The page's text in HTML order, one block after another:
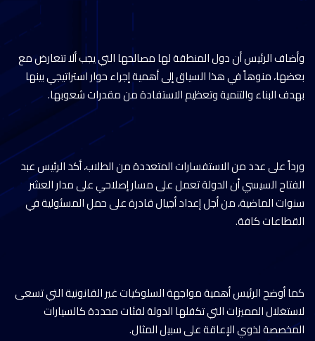
وأضاف الرئيس أن دول المنطقة لها مصالحها التي يجب ألا تتعارض مع
بعضها، منوهاً في هذا السياق إلى أهمية إجراء حوار استراتيجي بينها
بهدف البناء والتنمية وتعظيم الاستفادة من مقدرات شعوبها.
ورداً على عدد من الاستفسارات المتعددة من الطلاب، أكد الرئيس عبد
الفتاح السيسي أن الدولة تعمل على مسار إصلاحي على مدار العشر
سنوات الماضية، من أجل إعداد أجيال قادرة على حمل المسئولية في
القطاعات كافة.
كما أوضح الرئيس أهمية مواجهة السلوكيات غير القانونية التي تسعى
لاستغلال المميزات التي تكفلها الدولة لفئات محددة كالسيارات
المخصصة لذوي الإعاقة على سبيل المثال.